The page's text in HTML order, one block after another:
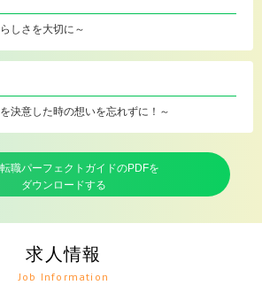
しさを大切に～
決意した時の想いを忘れずに！～
転職パーフェクトガイドのPDFを
ダウンロードする
求人情報
Job Information